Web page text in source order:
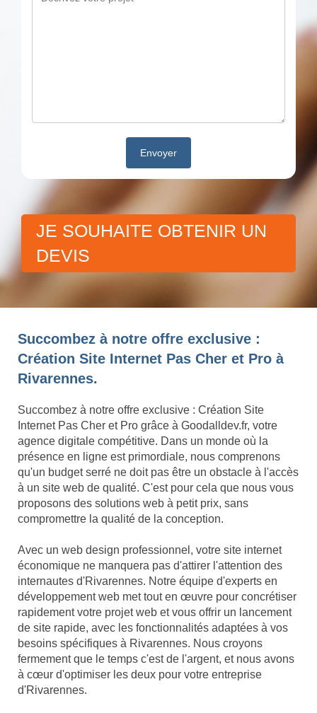
JE SOUHAITE OBTENIR UN
DEVIS
Succombez à notre offre exclusive :
Création Site Internet Pas Cher et Pro à
Rivarennes.
Succombez à notre offre exclusive : Création Site
Internet Pas Cher et Pro grâce à Goodalldev.fr, votre
agence digitale compétitive. Dans un monde où la
présence en ligne est primordiale, nous comprenons
qu'un budget serré ne doit pas être un obstacle à l'accès
à un site web de qualité. C'est pour cela que nous vous
proposons des solutions web à petit prix, sans
compromettre la qualité de la conception.
Avec un web design professionnel, votre site internet
économique ne manquera pas d'attirer l'attention des
internautes d'Rivarennes. Notre équipe d'experts en
développement web met tout en œuvre pour concrétiser
rapidement votre projet web et vous offrir un lancement
de site rapide, avec les fonctionnalités adaptées à vos
besoins spécifiques à Rivarennes. Nous croyons
fermement que le temps c'est de l'argent, et nous avons
à cœur d'optimiser les deux pour votre entreprise
d'Rivarennes.